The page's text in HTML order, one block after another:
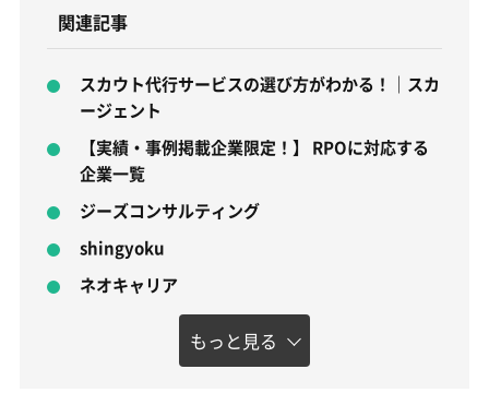
関連記事
スカウト代行サービスの選び方がわかる！｜スカ
ージェント
【実績・事例掲載企業限定！】 RPOに対応する
企業一覧
ジーズコンサルティング
shingyoku
ネオキャリア
もっと見る